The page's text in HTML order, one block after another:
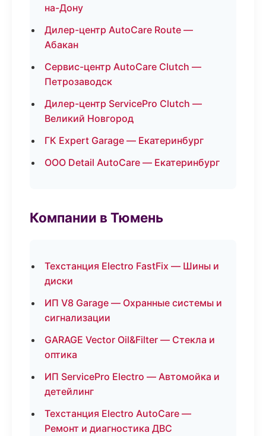
на-Дону
Дилер-центр AutoCare Route —
Абакан
Сервис-центр AutoCare Clutch —
Петрозаводск
Дилер-центр ServicePro Clutch —
Великий Новгород
ГК Expert Garage — Екатеринбург
ООО Detail AutoCare — Екатеринбург
Компании в Тюмень
Техстанция Electro FastFix — Шины и
диски
ИП V8 Garage — Охранные системы и
сигнализации
GARAGE Vector Oil&Filter — Стекла и
оптика
ИП ServicePro Electro — Автомойка и
детейлинг
Техстанция Electro AutoCare —
Ремонт и диагностика ДВС